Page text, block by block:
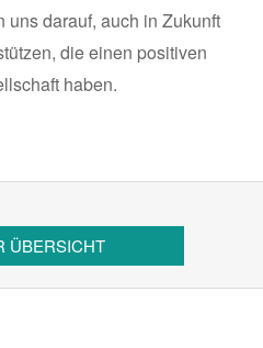
uns darauf, auch in Zukunft
die einen positiven
haben.
ÜBERSICHT